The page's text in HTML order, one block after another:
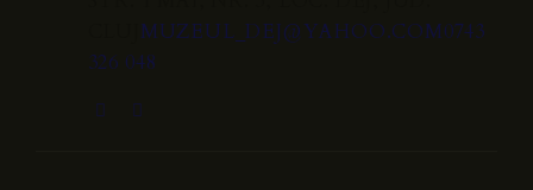
MUZEUL_DEJ@YAHOO.COM0743
326 048